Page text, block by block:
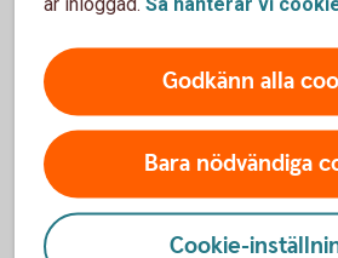
Arturo Arques
Arturo Arques
På min blogg skriver jag om sådant
som kan påverka din ekonomi. Jag
kommentera, initiera och debattera
frågor. Jag kommer också ge
Godkänn alla
Bara nödvändiga
Cookie-